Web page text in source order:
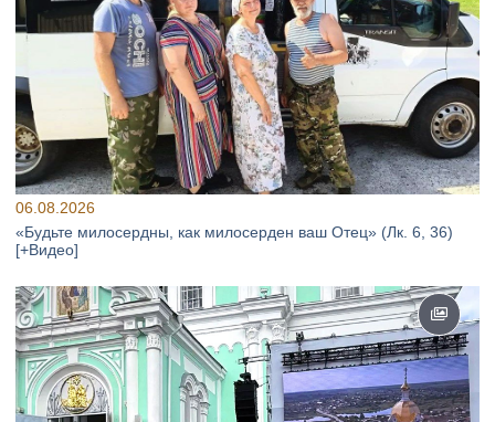
06.08.2026
«Будьте милосердны, как милосерден ваш Отец» (Лк. 6, 36)
[+Видео]